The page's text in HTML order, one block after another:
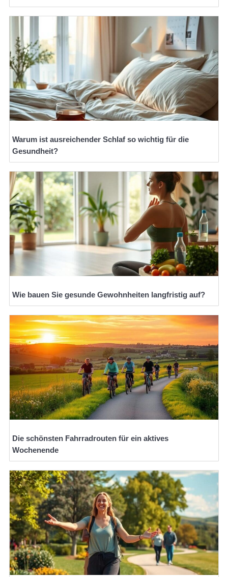
Warum ist ausreichender Schlaf so wichtig für die
Gesundheit?
Wie bauen Sie gesunde Gewohnheiten langfristig auf?
Die schönsten Fahrradrouten für ein aktives
Wochenende